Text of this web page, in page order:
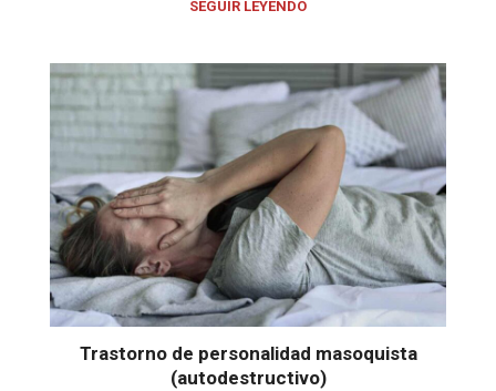
SEGUIR LEYENDO
Trastorno de personalidad masoquista
(autodestructivo)